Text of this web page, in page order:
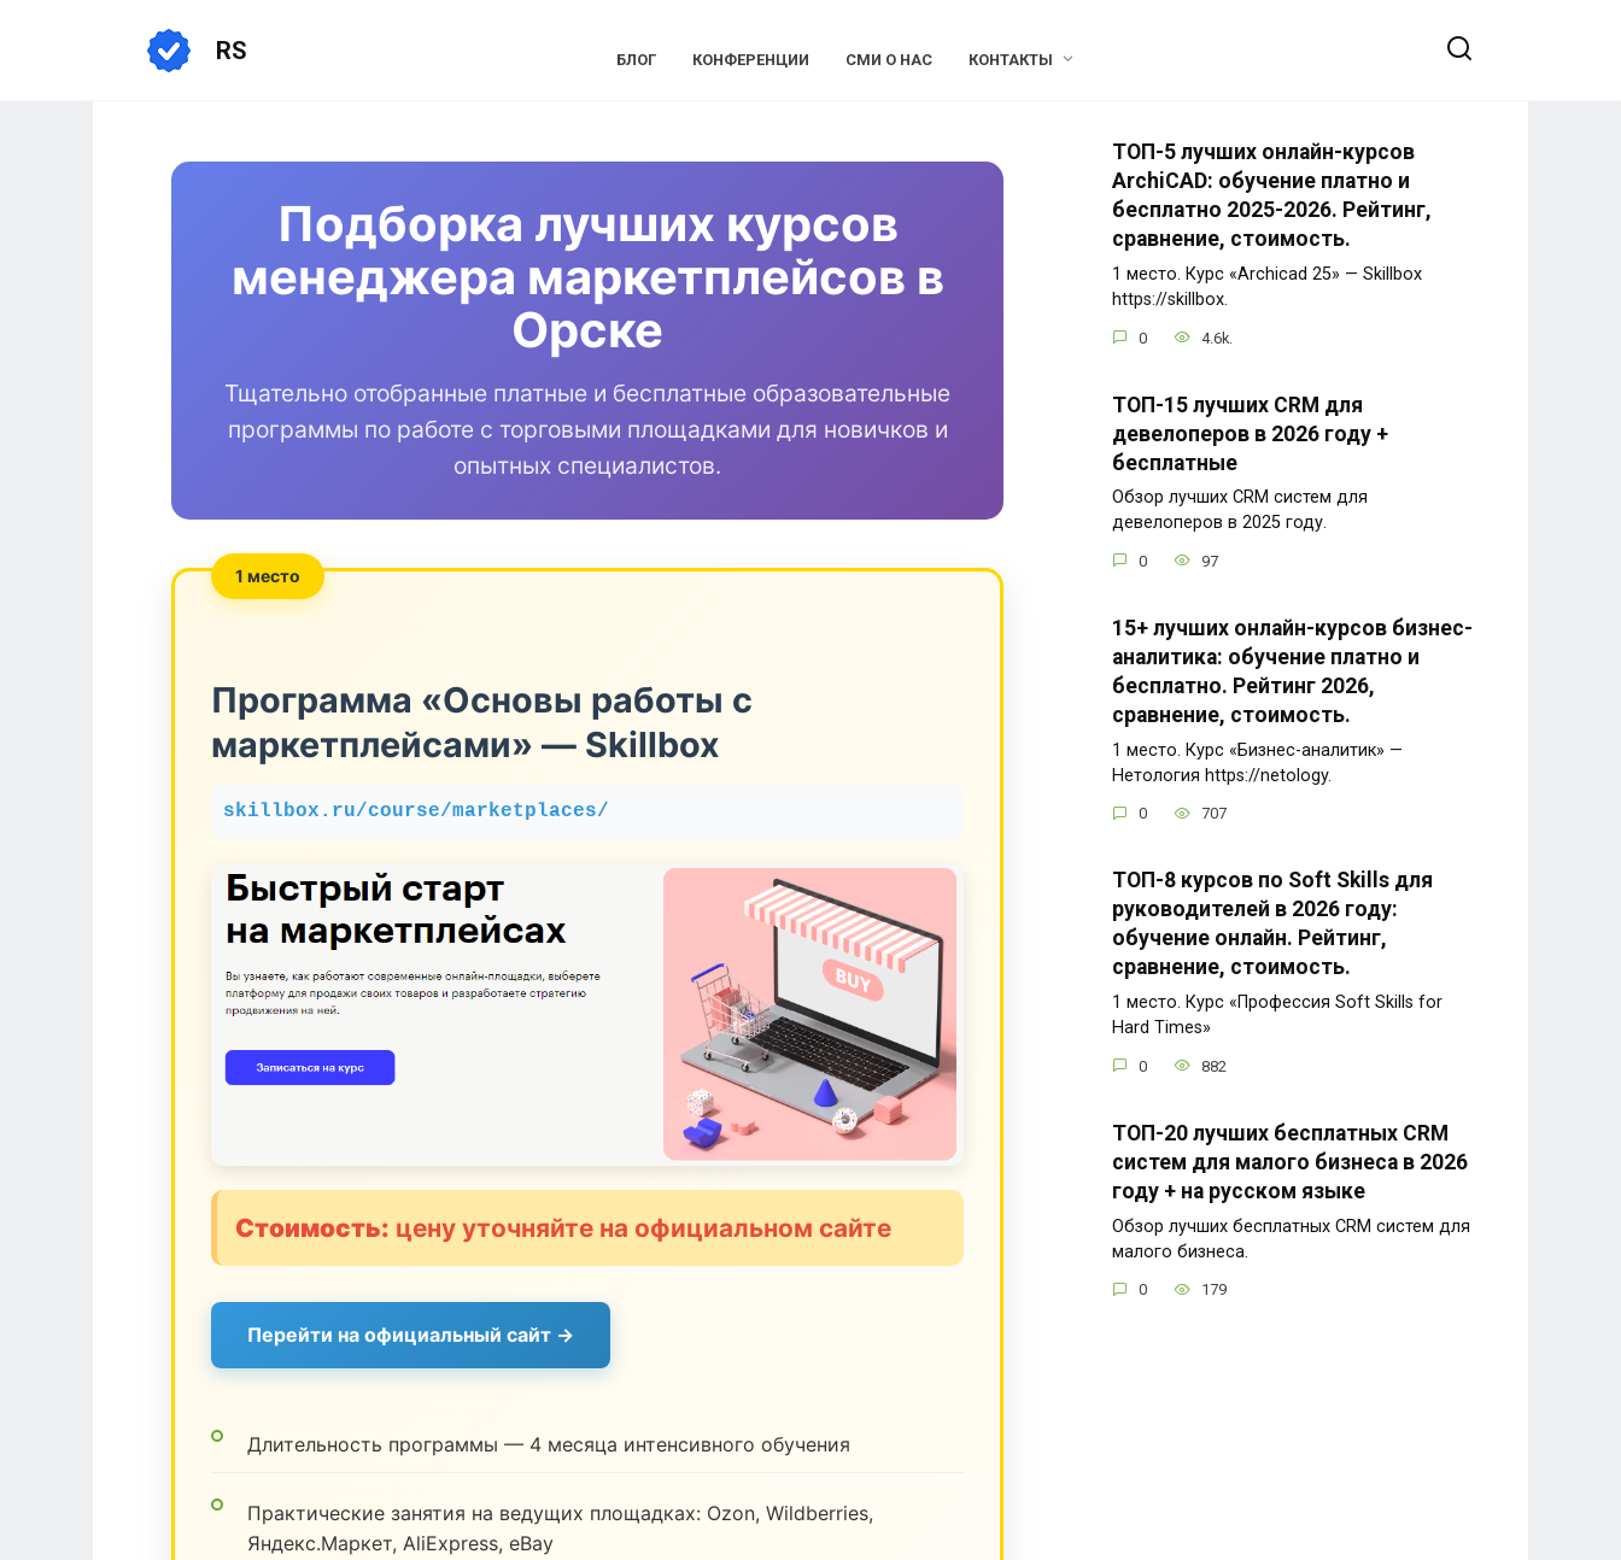
RS БЛОГ КОНФЕРЕНЦИИ СМИ О НАС КОНТАКТЫ
Подборка лучших курсов
менеджера маркетплейсов в
Орске
Тщательно отобранные платные и бесплатные образовательные
программы по работе с торговыми площадками для новичков и
опытных специалистов.
1 место
Программа «Основы работы с
маркетплейсами» — Skillbox
skillbox.ru/course/marketplaces/
Стоимость: цену уточняйте на официальном сайте
Перейти на официальный сайт →
Длительность программы — 4 месяца интенсивного обучения
Практические занятия на ведущих площадках: Ozon, Wildberries,
Яндекс.Маркет, AliExpress, eBay
ТОП-5 лучших онлайн-курсов
ArchiCAD: обучение платно и
бесплатно 2025-2026. Рейтинг,
сравнение, стоимость.
1 место. Курс «Archicad 25» — Skillbox
https://skillbox.
0 4.6k.
ТОП-15 лучших CRM для
девелоперов в 2026 году +
бесплатные
Обзор лучших CRM систем для
девелоперов в 2025 году.
0 97
15+ лучших онлайн-курсов бизнес-
аналитика: обучение платно и
бесплатно. Рейтинг 2026,
сравнение, стоимость.
1 место. Курс «Бизнес-аналитик» —
Нетология https://netology.
0 707
ТОП-8 курсов по Soft Skills для
руководителей в 2026 году:
обучение онлайн. Рейтинг,
сравнение, стоимость.
1 место. Курс «Профессия Soft Skills for
Hard Times»
0 882
ТОП-20 лучших бесплатных CRM
систем для малого бизнеса в 2026
году + на русском языке
Обзор лучших бесплатных CRM систем для
малого бизнеса.
0 179